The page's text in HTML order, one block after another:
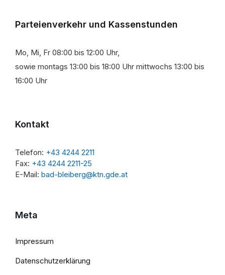
Parteienverkehr und Kassenstunden
Mo, Mi, Fr 08:00 bis 12:00 Uhr,
sowie montags 13:00 bis 18:00 Uhr mittwochs 13:00 bis
16:00 Uhr
Kontakt
Telefon: +43 4244 2211
Fax: +43 4244 2211-25
E-Mail: bad-bleiberg@ktn.gde.at
Meta
Impressum
Datenschutzerklärung